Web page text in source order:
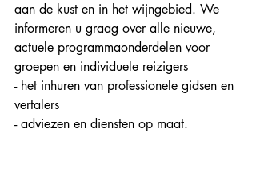
aan de kust en in het wijngebied. We
informeren u graag over alle nieuwe,
actuele programmaonderdelen voor
groepen en individuele reizigers
- het inhuren van professionele gidsen en
vertalers
- adviezen en diensten op maat.